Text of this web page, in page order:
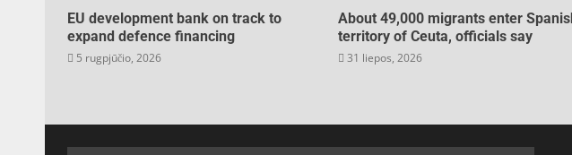
EU development bank on track to
expand defence financing
5 rugpjūčio, 2026
About 49,000 migrants enter
territory of Ceuta, officials say
31 liepos, 2026